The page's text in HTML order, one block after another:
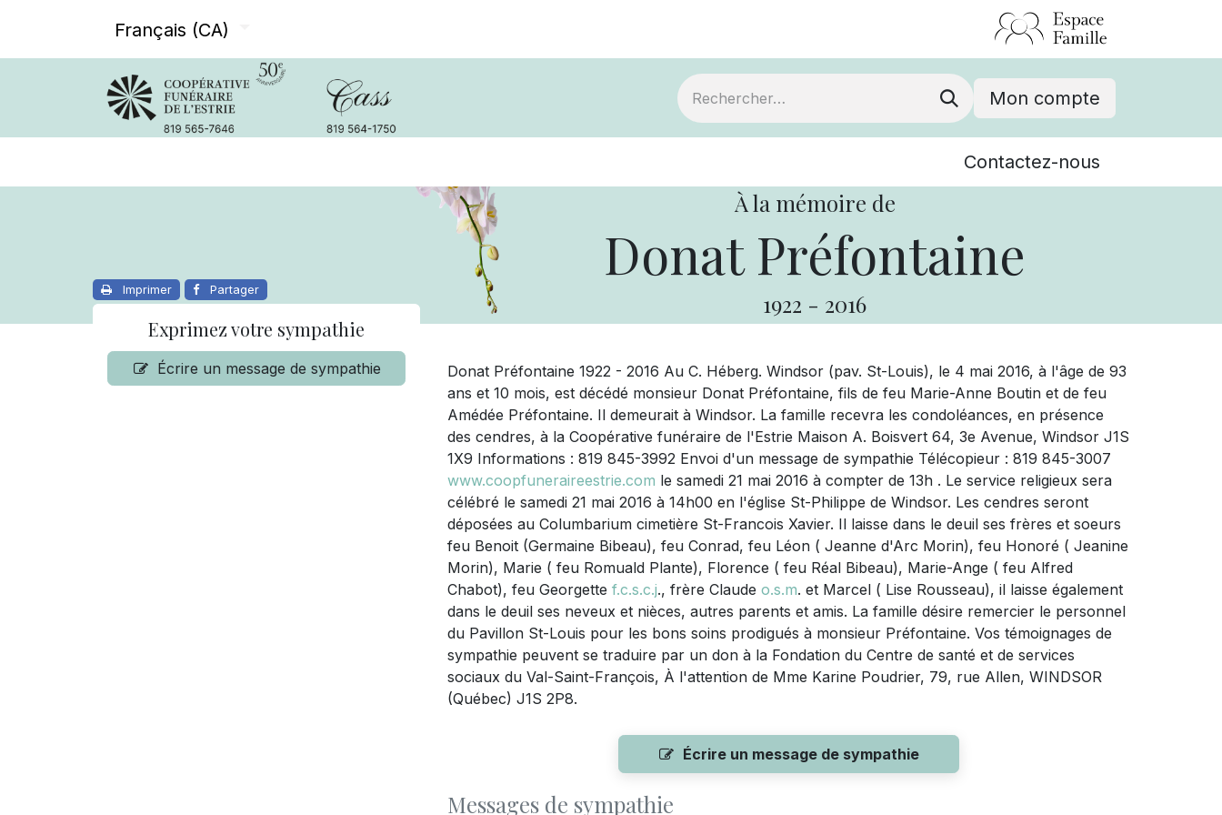
Français (CA)
Mon compte
Événements
Contactez-nous
À la mémoire de
Donat Préfontaine
1922 - 2016
Imprimer Partager
Exprimez votre sympathie
Écrire un message de sympathie
Donat Préfontaine 1922 - 2016 Au C. Héberg. Windsor (pav. St-Louis), le 4 mai 2016, à l'âge de 93
ans et 10 mois, est décédé monsieur Donat Préfontaine, fils de feu Marie-Anne Boutin et de feu
Amédée Préfontaine. Il demeurait à Windsor. La famille recevra les condoléances, en présence
des cendres, à la Coopérative funéraire de l'Estrie Maison A. Boisvert 64, 3e Avenue, Windsor J1S
1X9 Informations : 819 845-3992 Envoi d'un message de sympathie Télécopieur : 819 845-3007
www.coopfuneraireestrie.com le samedi 21 mai 2016 à compter de 13h . Le service religieux sera
célébré le samedi 21 mai 2016 à 14h00 en l'église St-Philippe de Windsor. Les cendres seront
déposées au Columbarium cimetière St-Francois Xavier. Il laisse dans le deuil ses frères et soeurs
feu Benoit (Germaine Bibeau), feu Conrad, feu Léon ( Jeanne d'Arc Morin), feu Honoré ( Jeanine
Morin), Marie ( feu Romuald Plante), Florence ( feu Réal Bibeau), Marie-Ange ( feu Alfred
Chabot), feu Georgette f.c.s.c.j., frère Claude o.s.m. et Marcel ( Lise Rousseau), il laisse également
dans le deuil ses neveux et nièces, autres parents et amis. La famille désire remercier le personnel
du Pavillon St-Louis pour les bons soins prodigués à monsieur Préfontaine. Vos témoignages de
sympathie peuvent se traduire par un don à la Fondation du Centre de santé et de services
sociaux du Val-Saint-François, À l'attention de Mme Karine Poudrier, 79, rue Allen, WINDSOR
(Québec) J1S 2P8.
Écrire un message de sympathie
Messages de sympathie